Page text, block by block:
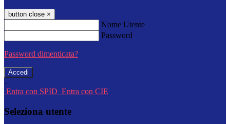
button close ×
Nome Utente
Password
Password dimenticata?
-
Entra con SPID Entra con CIE
Seleziona utente